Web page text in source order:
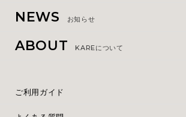
NEWS お知らせ
ABOUT KAREについて
ご利用ガイド